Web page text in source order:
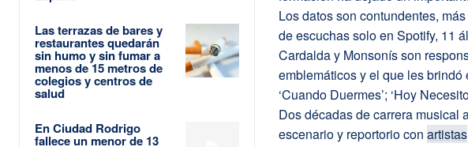
Las terrazas de bares y
restaurantes quedarán
sin humo y sin fumar a
menos de 15 metros de
colegios y centros de
salud
En Ciudad Rodrigo
fallece un menor de 13
Los datos son contundentes,
de escuchas solo en Spotify, 11
Cardalda y Monsonís son
emblemáticos y el que les
‘Cuando Duermes’; ‘Hoy
Dos décadas de carrera musical
escenario y reportorio con artistas